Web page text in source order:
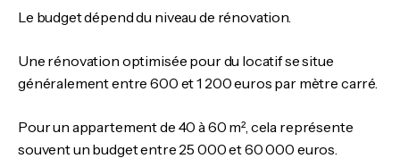
Le budget dépend du niveau de rénovation.
Une rénovation optimisée pour du locatif se situe
généralement entre 600 et 1 200 euros par mètre carré.
Pour un appartement de 40 à 60 m², cela représente
souvent un budget entre 25 000 et 60 000 euros.